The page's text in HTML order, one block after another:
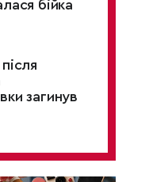
бійка
загинув